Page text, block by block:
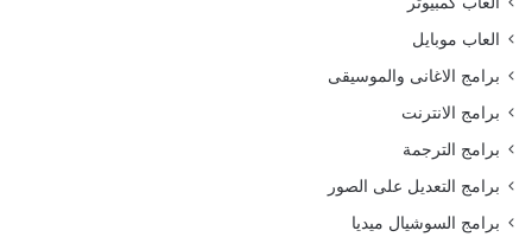
العاب موبايل
برامج الاغانى والموسيقى
برامج الانترنت
برامج الترجمة
برامج التعديل على الصور
برامج السوشيال ميديا